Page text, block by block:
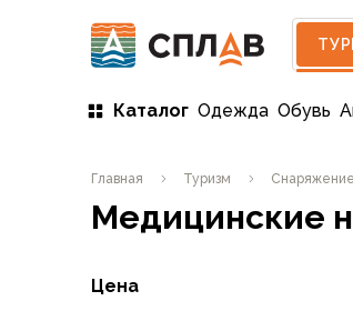
Каталог
Мужская одежда
Куртки
Флисовые куртки
Одежда Обувь
Главная Туризм Снаряжение
Медицинские
Цена